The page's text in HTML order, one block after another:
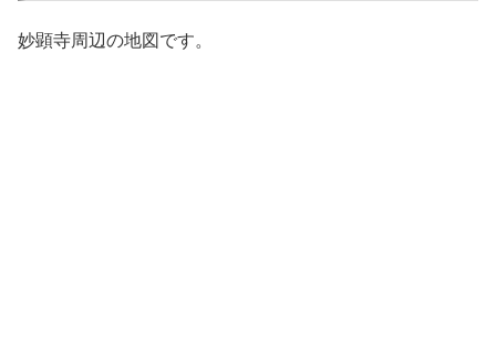
妙顕寺周辺の地図です。